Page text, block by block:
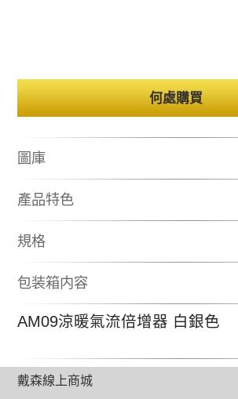
何處購買
圖庫
產品特色
唯一配備噴射控流技術的涼暖氣流倍
或以廣角模式專為廣角送風以帶動周圍氣
暖空氣透過2.5毫米的窄氣道加速進入，經
過流線型斜板導正方向，繼而在集中模式
氣流相遇時，通過45度投射器將氣流導
出，廣角釋放強勁氣流。
規格
最高風速
包装箱内容
使用說明
2年零件及人工保固
AM09涼暖氣流倍增器 白銀色
戴森線上商城